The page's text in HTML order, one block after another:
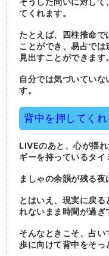
てくれます。
たとえば、四柱推命
ことができ、易占で
見出すことができます。
自分では気づいてい
す。
背中を押してく
LIVEのあと、心が揺
ギーを持っているタイ
ましゃの余韻が残る夜
とはいえ、現実に戻
れないまま時間が過ぎ
そんなときこそ、占
歩に向けて背中をそっ